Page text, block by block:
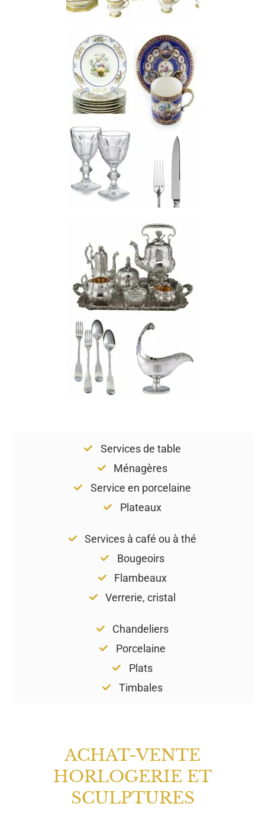
Services de table
Ménagères
Service en porcelaine
Plateaux
Services à café ou à thé
Bougeoirs
Flambeaux
Verrerie, cristal
Chandeliers
Porcelaine
Plats
Timbales
ACHAT-VENTE
HORLOGERIE ET
SCULPTURES